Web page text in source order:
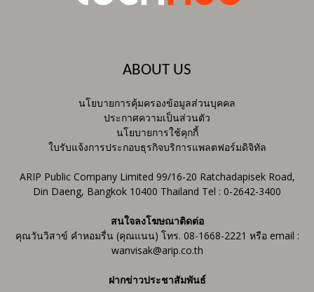
ABOUT US
นโยบายการคุ้มครองข้อมูลส่วนบุคคล
ประกาศความเป็นส่วนตัว
นโยบายการใช้คุกกี้
ใบรับแจ้งการประกอบธุรกิจบริการแพลตฟอร์มดิจิทัล
ARIP Public Company Limited 99/16-20 Ratchadapisek Road,
Din Daeng, Bangkok 10400 Thailand Tel : 0-2642-3400
สนใจลงโฆษณาติดต่อ
คุณวันวิสาข์ คำหอมรื่น (คุณแนน) โทร. 08-1668-2221 หรือ email :
wanvisak@arip.co.th
ฝากข่าวประชาสัมพันธ์